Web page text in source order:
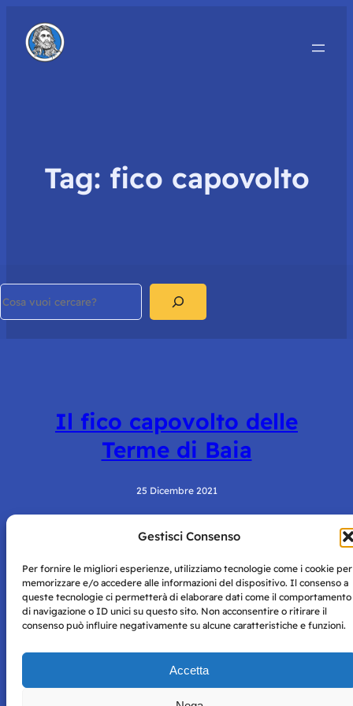
Gestisci Consenso
Per fornire le migliori esperienze, utilizziamo tecnologie come i cookie per
memorizzare e/o accedere alle informazioni del dispositivo. Il consenso a
queste tecnologie ci permetterà di elaborare dati come il comportamento
di navigazione o ID unici su questo sito. Non acconsentire o ritirare il
consenso può influire negativamente su alcune caratteristiche e funzioni.
Accetta
Tag: fico capovolto
Il fico capovolto delle
Terme di Baia
25 Dicembre 2021
Napoli con autorizzazione numero 38 del 25/9/2019.
Tutte le immagini e i contenuti su questo sito sono forniti